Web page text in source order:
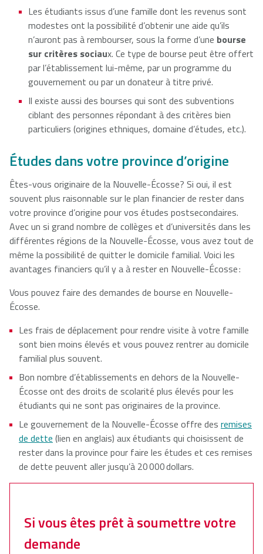
Les étudiants issus d’une famille dont les revenus sont
modestes ont la possibilité d’obtenir une aide qu’ils
n’auront pas à rembourser, sous la forme d’une bourse
sur critères sociaux. Ce type de bourse peut être offert
par l’établissement lui-même, par un programme du
gouvernement ou par un donateur à titre privé.
Il existe aussi des bourses qui sont des subventions
ciblant des personnes répondant à des critères bien
particuliers (origines ethniques, domaine d’études, etc.).
Études dans votre province d’origine
Êtes-vous originaire de la Nouvelle-Écosse? Si oui, il est
souvent plus raisonnable sur le plan financier de rester dans
votre province d’origine pour vos études postsecondaires.
Avec un si grand nombre de collèges et d’universités dans les
différentes régions de la Nouvelle-Écosse, vous avez tout de
même la possibilité de quitter le domicile familial. Voici les
avantages financiers qu’il y a à rester en Nouvelle-Écosse :
Vous pouvez faire des demandes de bourse en Nouvelle-
Écosse.
Les frais de déplacement pour rendre visite à votre famille
sont bien moins élevés et vous pouvez rentrer au domicile
familial plus souvent.
Bon nombre d’établissements en dehors de la Nouvelle-
Écosse ont des droits de scolarité plus élevés pour les
étudiants qui ne sont pas originaires de la province.
Le gouvernement de la Nouvelle-Écosse offre des remises
de dette (lien en anglais) aux étudiants qui choisissent de
rester dans la province pour faire les études et ces remises
de dette peuvent aller jusqu’à 20 000 dollars.
Si vous êtes prêt à soumettre votre
demande